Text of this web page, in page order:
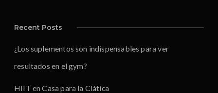
Recent Posts
¿Los suplementos son indispensables para ver
resultados en el gym?
HIIT en Casa para la Ciática